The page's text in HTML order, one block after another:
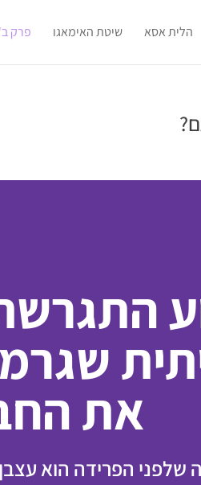
הלית אסא שיטת האימאגו פרק ב'
את
שלפני הפרידה הוא